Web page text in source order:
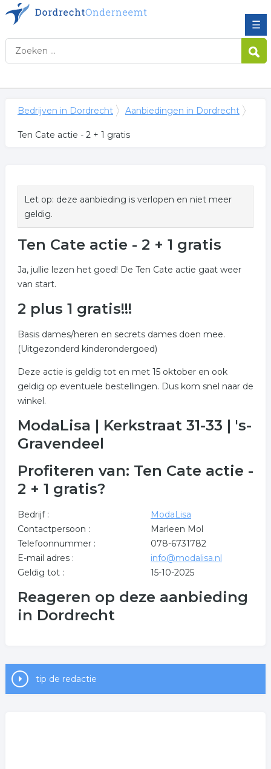
☰
Bedrijven in Dordrecht Aanbiedingen in Dordrecht
Ten Cate actie - 2 + 1 gratis
Let op: deze aanbieding is verlopen en niet meer
geldig.
Ten Cate actie - 2 + 1 gratis
Ja, jullie lezen het goed! De Ten Cate actie gaat weer
van start.
2 plus 1 gratis!!!
Basis dames/heren en secrets dames doen mee.
(Uitgezonderd kinderondergoed)
Deze actie is geldig tot en met 15 oktober en ook
geldig op eventuele bestellingen. Dus kom snel naar de
winkel.
ModaLisa | Kerkstraat 31-33 | 's-
Gravendeel
Profiteren van: Ten Cate actie -
2 + 1 gratis?
Bedrijf :
ModaLisa
Contactpersoon :
Marleen Mol
Telefoonnummer :
078-6731782
E-mail adres :
info@modalisa.nl
Geldig tot :
15-10-2025
Reageren op deze aanbieding
in Dordrecht
tip de redactie